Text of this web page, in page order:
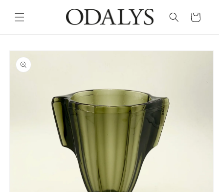
content
Cart
Skip to
product
information